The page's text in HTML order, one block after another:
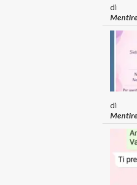
di
di